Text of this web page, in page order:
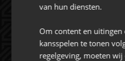
Over NAC
van hun diensten.
Om content en uitingen
kansspelen te tonen
regelgeving, moeten